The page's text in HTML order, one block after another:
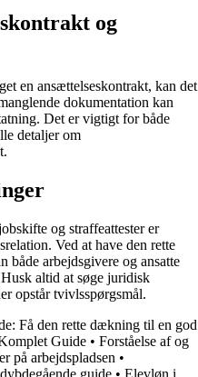
og
en ansættelseskontrakt, kan det
dokumentation kan
Det er vigtigt for både
detaljer om
og straffeattester er
Ved at have den rette
både arbejdsgivere og ansatte
altid at søge juridisk
opstår tvivlsspørgsmål.
Få den rette dækning til en god
Guide • Forståelse af og
på arbejdspladsen •
guide • Elevløn i